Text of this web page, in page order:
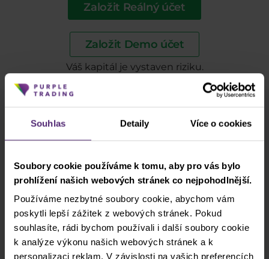
Souhlas Detaily Více o cookies
Soubory cookie používáme k tomu, aby pro vás bylo
prohlížení našich webových stránek co nejpohodlnější.
Používáme nezbytné soubory cookie, abychom vám
poskytli lepší zážitek z webových stránek. Pokud
souhlasíte, rádi bychom používali i další soubory cookie
k analýze výkonu našich webových stránek a k
personalizaci reklam. V závislosti na vašich preferencích
Založit Reálný účet
Založit Demo účet
Váš kapitál je vystaven riziku.
Odběr newsletteru
Co nového v Purple Trading, Market Shot,
Odebírat
* Beru na vědomí a přijímám, že mé osobní údaje budou zpracovány v
souladu sezásadami ochrany osobních údajů, včetně marketingových
a propagačních účelů. Dále potvrzuji, beru na vědomí a přijímám
informace o pořizování audiovizuálních záznamů , stejně jako varování